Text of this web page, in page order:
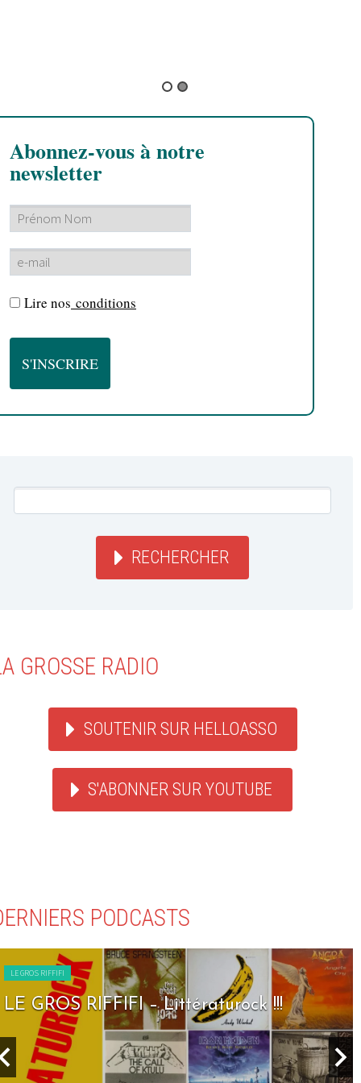
Abonnez-vous à notre
newsletter
Lire nos conditions
RECHERCHER
GROSSE RADIO
SOUTENIR SUR HELLOASSO
S'ABONNER SUR YOUTUBE
PODCASTS
LE GROS RIFFIFI
LE GROS RIFFIFI – Seven Days To Rock !!!